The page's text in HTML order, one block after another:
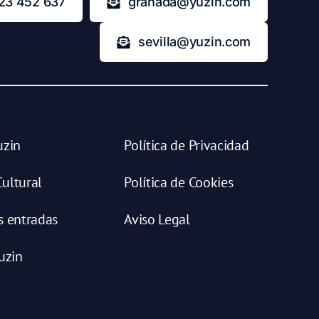
sevilla@yuzin.com
entradas
Política de Privacidad
Política de Cookies
Aviso Legal